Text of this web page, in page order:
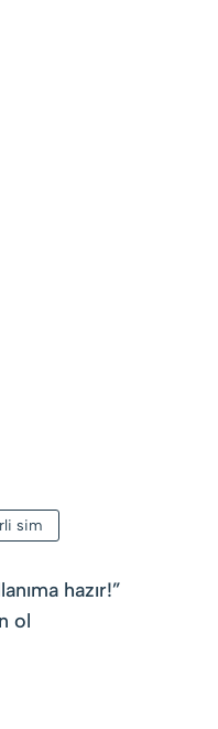
sim
hazır!”
ol